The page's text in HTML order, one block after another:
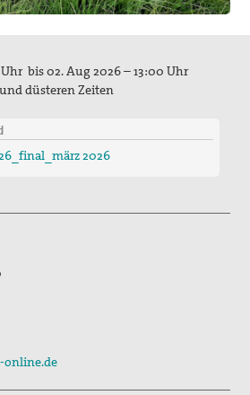
Uhr bis 02. Aug 2026 – 13:00 Uhr
düsteren Zeiten
2026
online.de